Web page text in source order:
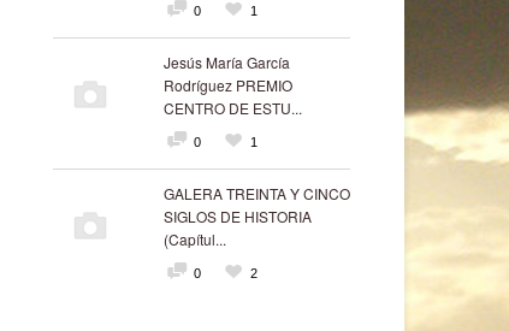
0 1
Jesús María García
Rodríguez PREMIO
CENTRO DE ESTU...
0 1
GALERA TREINTA Y CINCO
SIGLOS DE HISTORIA
(Capítul...
0 2